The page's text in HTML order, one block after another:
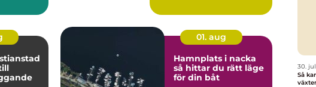
eller tac...
01. aug
Hamnplats i nacka
så hittar du rätt läge
för din båt
30. jul
Så